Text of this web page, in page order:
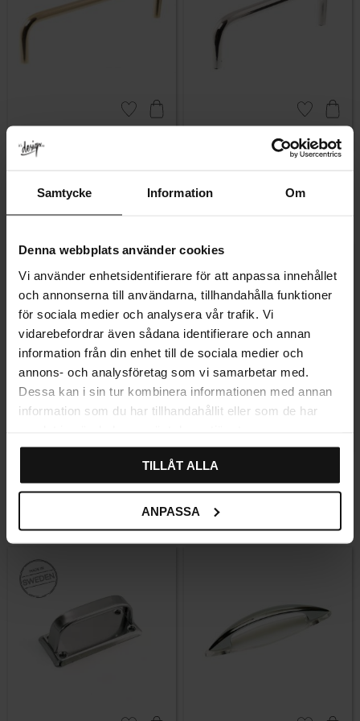
Samtycke Information Om
Denna webbplats använder cookies
Vi använder enhetsidentifierare för att anpassa innehållet
och annonserna till användarna, tillhandahålla funktioner
för sociala medier och analysera vår trafik. Vi
vidarebefordrar även sådana identifierare och annan
information från din enhet till de sociala medier och
annons- och analysföretag som vi samarbetar med.
Dessa kan i sin tur kombinera informationen med annan
information som du har tillhandahållit eller som de har
TILLÅT ALLA
ANPASSA
79KR
Lägg till i favoriter
I lager
59
Lägg till i
Olackerad mässing
Lägg till i favoriter
Kökshandtag 7353 Svart
Lägg till i